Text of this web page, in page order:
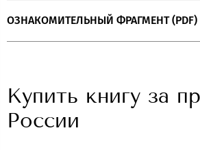
ОЗНАКОМИТЕЛЬНЫЙ ФРАГМЕНТ (PDF)
Купить книгу за
России